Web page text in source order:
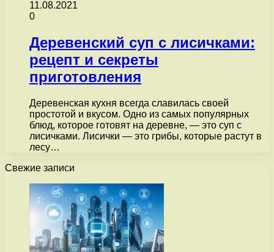
11.08.2021
0
Деревенский суп с лисичками:
рецепт и секреты
приготовления
Деревенская кухня всегда славилась своей
простотой и вкусом. Одно из самых популярных
блюд, которое готовят на деревне, — это суп с
лисичками. Лисички — это грибы, которые растут в
лесу…
Свежие записи